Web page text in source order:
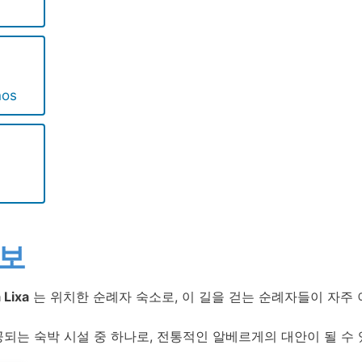
Lixa 는 위치한 순례자 숙소로, 이 길을 걷는 순례자들이 자주
는 숙박 시설 중 하나로, 전통적인 알베르게의 대안이 될 수